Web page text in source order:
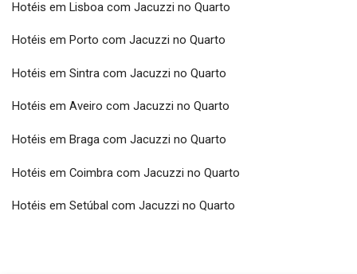
Hotéis em Lisboa com Jacuzzi no Quarto
Hotéis em Porto com Jacuzzi no Quarto
Hotéis em Sintra com Jacuzzi no Quarto
Hotéis em Aveiro com Jacuzzi no Quarto
Hotéis em Braga com Jacuzzi no Quarto
Hotéis em Coimbra com Jacuzzi no Quarto
Hotéis em Setúbal com Jacuzzi no Quarto